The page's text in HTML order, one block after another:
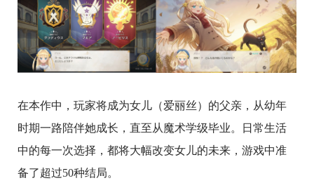
在本作中，玩家将成为女儿（爱丽丝）的父亲，从幼年
时期一路陪伴她成长，直至从魔术学级毕业。日常生活
中的每一次选择，都将大幅改变女儿的未来，游戏中准
备了超过50种结局。